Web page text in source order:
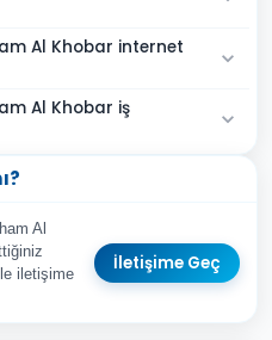
Al Khobar internet
Al Khobar iş
Al
iletişime
İletişime Geç